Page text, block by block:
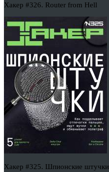
Хакер #326. Router from Hell
Хакер #325. Шпионские штучки